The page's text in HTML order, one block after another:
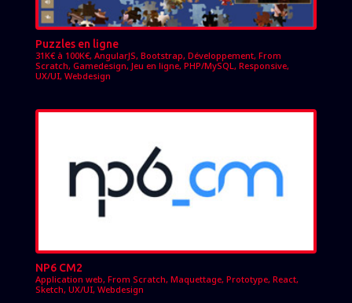
Puzzles en ligne
31K€ à 100K€, AngularJS, Bootstrap, Développement, From
Scratch, Gamedesign, Jeu en ligne, PHP/MySQL, Responsive,
UX/UI, Webdesign
NP6 CM2
Application web, From Scratch, Maquettage, Prototype, React,
Sketch, UX/UI, Webdesign